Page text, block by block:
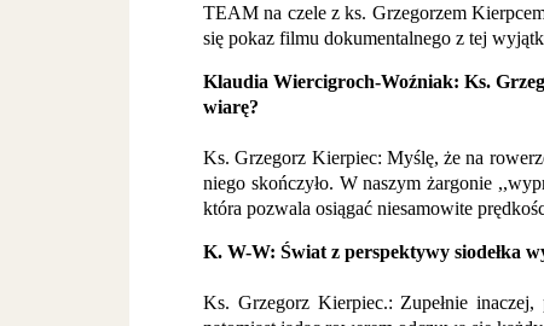
TEAM na czele z ks. Grzegorzem
się pokaz filmu dokumentalnego z tej
Klaudia Wiercigroch-Woźniak: Ks.
wiarę?
Ks. Grzegorz Kierpiec: Myślę, że na
niego skończyło. W naszym żargonie
która pozwala osiągać niesamowite
K. W-W: Świat z perspektywy siodełka
Ks. Grzegorz Kierpiec.: Zupełnie